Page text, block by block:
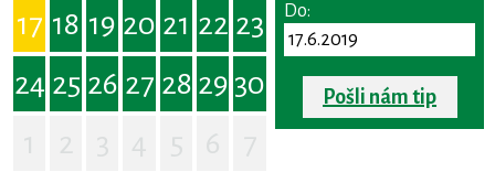
17 18 19 20 21 22 23
24 25 26 27 28 29 30
Do:
Pošli nám tip